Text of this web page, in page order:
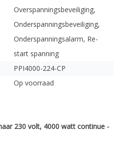
Overspanningsbeveiliging,
Onderspanningsbeveiliging,
Onderspanningsalarm, Re-
start spanning
PPI4000-224-CP
Op voorraad
230 volt, 4000 watt continue -